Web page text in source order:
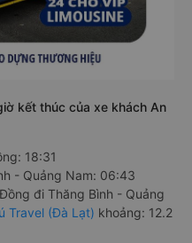
kết thúc của xe khách An
18:31
- Quảng Nam: 06:43
đi Thăng Bình - Quảng
Travel (Đà Lạt) khoảng: 12.2